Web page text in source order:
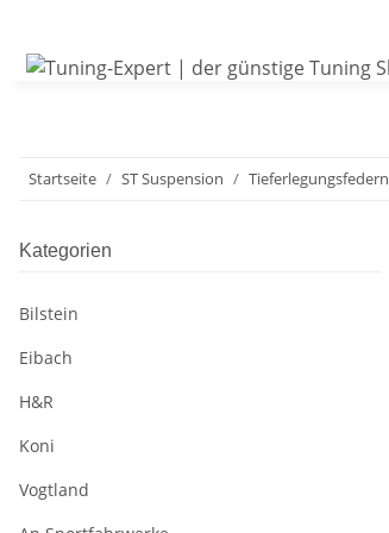
Startseite ST Suspension Tieferlegungsfedern
Kategorien
Bilstein
Eibach
H&R
Koni
Vogtland